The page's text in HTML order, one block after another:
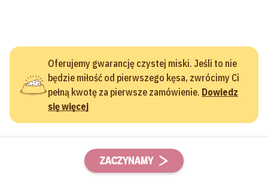
ZACZYNAMY
Oferujemy gwarancję czystej miski. Jeśli to nie
będzie miłość od pierwszego kęsa, zwrócimy Ci
pełną kwotę za pierwsze zamówienie. Dowiedz
się więcej